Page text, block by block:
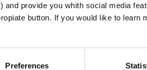
and provide you whith social media
button. If you would like to learn
Preferences